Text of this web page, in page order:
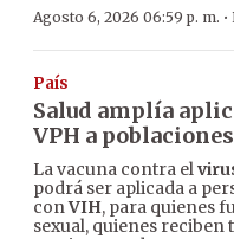
Agosto 6, 2026 06:59 p. m. ·
País
Salud amplía
VPH a
La vacuna contra el
podrá ser aplicada a
conVIH, para quienes
sexual, quienes